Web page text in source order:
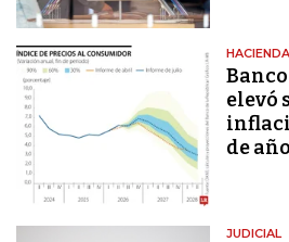
HACIENDA
elevó
de
JUDICIAL